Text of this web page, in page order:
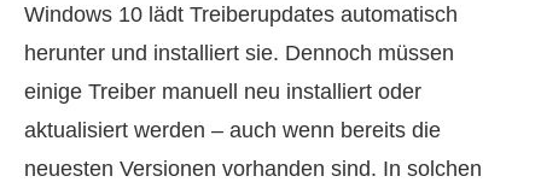
Windows 10 lädt Treiberupdates automatisch
herunter und installiert sie. Dennoch müssen
einige Treiber manuell neu installiert oder
aktualisiert werden – auch wenn bereits die
neuesten Versionen vorhanden sind. In solchen